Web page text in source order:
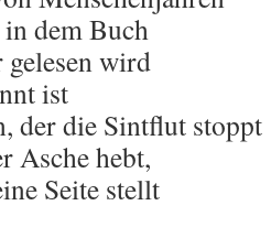
dem Buch
gelesen wird
ist
der die Sintflut stoppt
Asche hebt,
Seite stellt